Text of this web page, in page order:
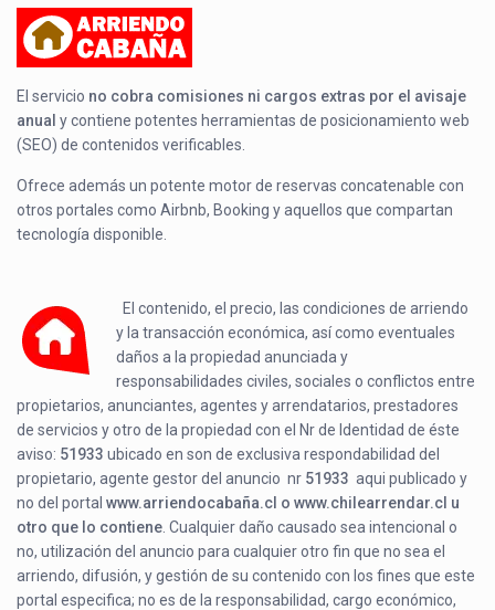
El servicio no cobra comisiones ni cargos extras por el avisaje
anual y contiene potentes herramientas de posicionamiento web
(SEO) de contenidos verificables.
Ofrece además un potente motor de reservas concatenable con
otros portales como Airbnb, Booking y aquellos que compartan
tecnología disponible.
El contenido, el precio, las condiciones de arriendo
y la transacción económica, así como eventuales
daños a la propiedad anunciada y
responsabilidades civiles, sociales o conflictos entre
propietarios, anunciantes, agentes y arrendatarios, prestadores
de servicios y otro de la propiedad con el Nr de Identidad de éste
aviso: 51933 ubicado enson de exclusiva respondabilidad del
propietario, agente gestor del anuncio nr 51933 aqui publicado y
no del portalwww.arriendocabaña.cl o www.chilearrendar.cl u
otro que lo contiene . Cualquier daño causado sea intencional o
no, utilización del anuncio para cualquier otro fin que no sea el
arriendo, difusión, y gestión de su contenido con los fines que este
portal especifica; no es de la responsabilidad, cargo económico,